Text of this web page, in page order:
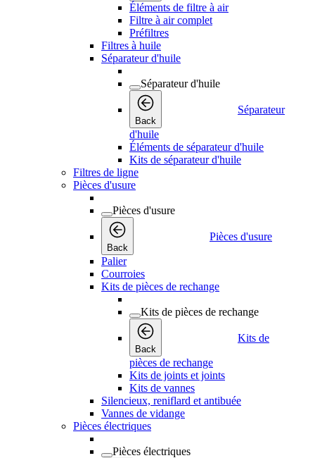
Éléments de filtre à air
Filtre à air complet
Préfiltres
Filtres à huile
Séparateur d'huile
Séparateur d'huile
Back
Séparateur
d'huile
Éléments de séparateur d'huile
Kits de séparateur d'huile
Filtres de ligne
Pièces d'usure
Pièces d'usure
Back
Pièces d'usure
Palier
Courroies
Kits de pièces de rechange
Kits de pièces de rechange
Back
Kits de
pièces de rechange
Kits de joints et joints
Kits de vannes
Silencieux, reniflard et antibuée
Vannes de vidange
Pièces électriques
Pièces électriques